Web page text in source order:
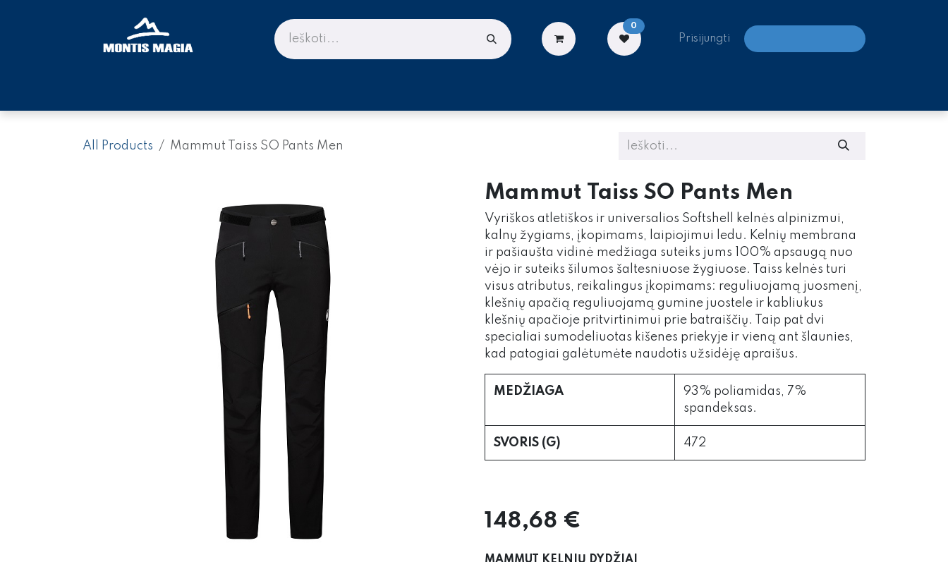
0
Prisijungti
All Products Mammut Taiss SO Pants Men
Mammut Taiss SO Pants Men
Vyriškos atletiškos ir universalios Softshell kelnės alpinizmui,
kalnų žygiams, įkopimams, laipiojimui ledu. Kelnių membrana
ir pašiaušta vidinė medžiaga suteiks jums 100% apsaugą nuo
vėjo ir suteiks šilumos šaltesniuose žygiuose. Taiss kelnės turi
visus atributus, reikalingus įkopimams: reguliuojamą juosmenį,
klešnių apačią reguliuojamą gumine juostele ir kabliukus
klešnių apačioje pritvirtinimui prie batraiščių. Taip pat dvi
specialiai sumodeliuotas kišenes priekyje ir vieną ant šlaunies,
kad patogiai galėtumėte naudotis užsidėję apraišus.
MEDŽIAGA
93% poliamidas, 7%
spandeksas.
SVORIS (G) 472
148,68 €